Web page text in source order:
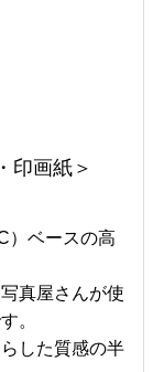
印画紙＞
）ベースの高
真屋さんが使
。
した質感の半